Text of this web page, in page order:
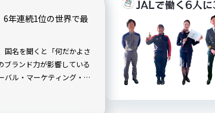
6年連続1位の世界で最
国名を聞くと「何だかよさ
ブランド力が影響している
バル・マーケティング・リ
2位にアップ！では1位は